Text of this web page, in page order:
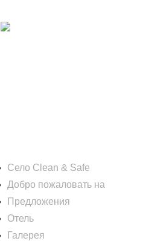
Село Clean & Safe
Добро пожаловать на
Предложения
Отель
Галерея